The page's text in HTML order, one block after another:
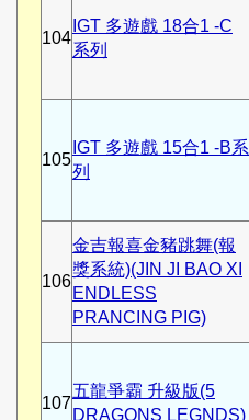
104
IGT 多遊戲 18合1 -C
系列
105
IGT 多遊戲 15合1 -B系
列
106
金吉報喜金豬跳舞(報
獎系統)(JIN JI BAO XI
ENDLESS
PRANCING PIG)
107
五龍爭霸 升級版(5
DRAGONS LEGNDS)